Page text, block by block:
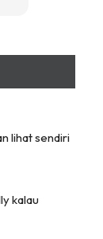
lihat sendiri
kalau